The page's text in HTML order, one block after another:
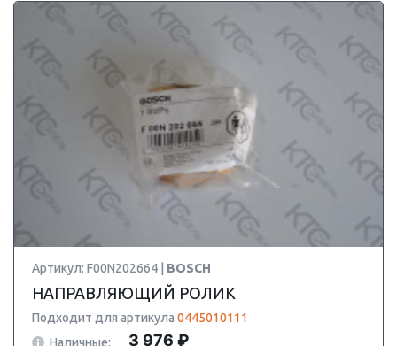
Артикул: F00N202664 | BOSCH
НАПРАВЛЯЮЩИЙ РОЛИК
Подходит для артикула 0445010111
Наличные:
3 976 ₽